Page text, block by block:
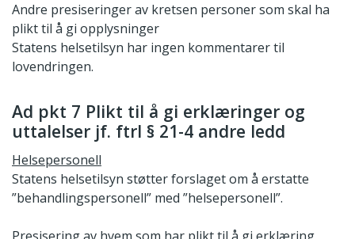
Andre presiseringer av kretsen personer som skal ha
plikt til å gi opplysninger
Statens helsetilsyn har ingen kommentarer til
lovendringen.
Ad pkt 7 Plikt til å gi erklæringer og
uttalelser jf. ftrl § 21-4 andre ledd
Helsepersonell
Statens helsetilsyn støtter forslaget om å erstatte
”behandlingspersonell” med ”helsepersonell”.
Presisering av hvem som har plikt til å gi erklæring